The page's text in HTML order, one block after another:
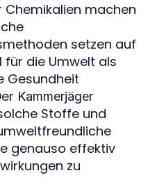
machen
setzen auf
die Umwelt als
Gesundheit
Kammerjäger
Stoffe und
genauso effektiv
zu